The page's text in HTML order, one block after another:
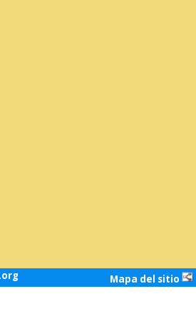
Mapa del sitio